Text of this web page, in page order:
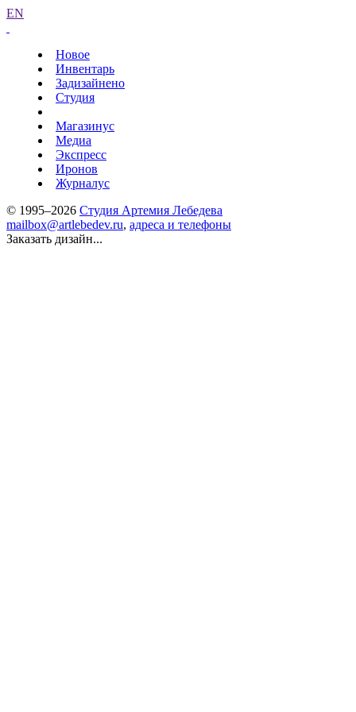
EN
Новое
Инвентарь
Задизайнено
Студия
Магазинус
Медиа
Экспресс
Иронов
Журналус
© 1995–2026 Студия Артемия Лебедева
mailbox@artlebedev.ru, адреса и телефоны
Заказать дизайн...